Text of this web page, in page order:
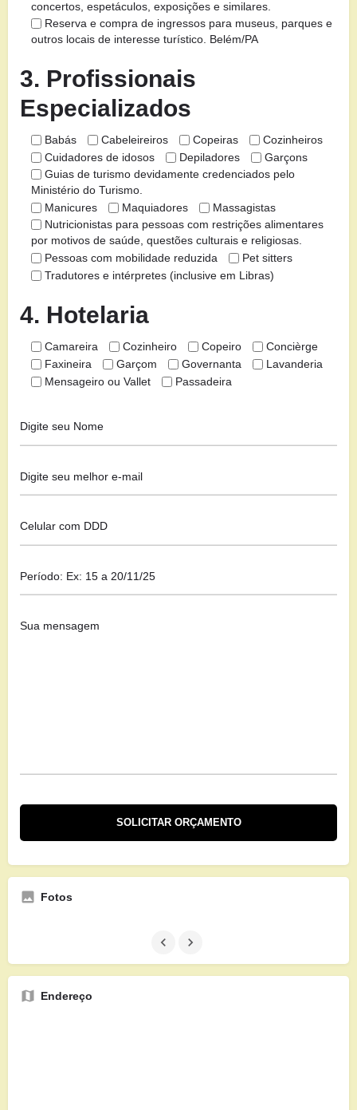
concertos, espetáculos, exposições e similares.
Reserva e compra de ingressos para museus, parques e
outros locais de interesse turístico. Belém/PA
3. Profissionais
Especializados
Babás Cabeleireiros Copeiras
Cozinheiros
Cuidadores de idosos
Depiladores
Garçons
Guias de turismo devidamente credenciados pelo
Ministério do Turismo.
Manicures
Maquiadores
Massagistas
Nutricionistas para pessoas com restrições alimentares
por motivos de saúde, questões culturais e religiosas.
Pessoas com mobilidade reduzida
Pet sitters
Tradutores e intérpretes (inclusive em Libras)
4. Hotelaria
Camareira Cozinheiro Copeiro
Concièrge
Faxineira
Garçom Governanta
Lavanderia
Mensageiro ou Vallet
Passadeira
Fotos
Endereço